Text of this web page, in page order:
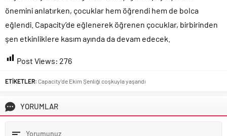
önemini anlatırken, çocuklar hem öğrendi hem de bolca
eğlendi. Capacity’de eğlenerek öğrenen çocuklar, birbirinden
şen etkinliklere kasım ayında da devam edecek.
Post Views: 276
ETİKETLER: Capacity'de Ekim Şenliği coşkuyla yaşandı
YORUMLAR